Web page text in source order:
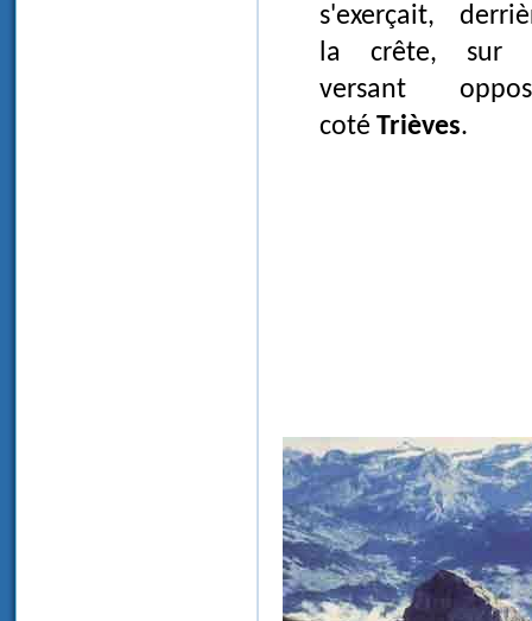
s'exerçait,
la crête, sur
versant
coté Trièves.